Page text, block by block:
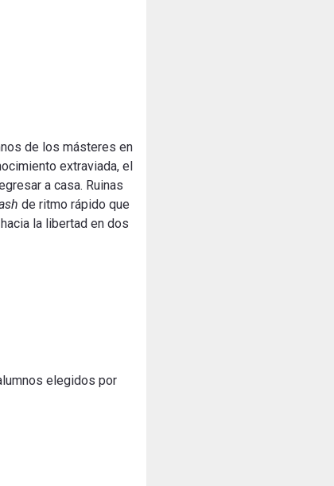
de los másteres en
extraviada, el
a casa. Ruinas
de ritmo rápido que
la libertad en dos
elegidos por